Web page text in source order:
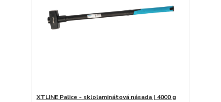
XTLINE Palice - sklolaminátová násada | 4000 g